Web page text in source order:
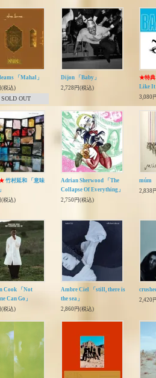
「Mahal」
(税込)
SOLD OUT
Dijon 「Baby」
2,728円(税込)
★特
Like It
3,080
竹村延和 「意味
(税込)
Adrian Sherwood 「The
Collapse Of Everything」
2,750円(税込)
múm
2,838
Cook 「Not
Can Go」
(税込)
Ambre Ciel 「still, there is
the sea」
2,860円(税込)
2,420